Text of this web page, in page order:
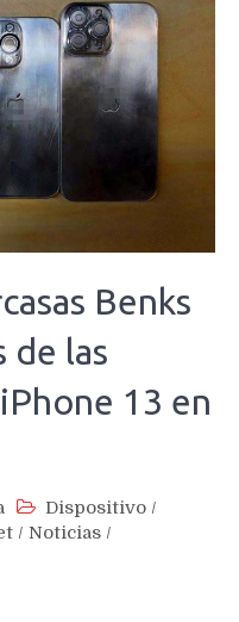
Benks
de las
13 en
Dispositivo /
/ Noticias /